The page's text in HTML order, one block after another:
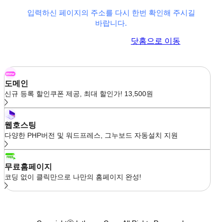
입력하신 페이지의 주소를 다시 한번 확인해 주시길
바랍니다.
닷홈으로 이동
도메인
신규 등록 할인쿠폰 제공, 최대 할인가! 13,500원
웹호스팅
다양한 PHP버전 및 워드프레스, 그누보드 자동설치 지원
무료홈페이지
코딩 없이 클릭만으로 나만의 홈페이지 완성!